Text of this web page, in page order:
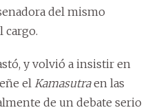
del mismo
cargo.
y volvió a insistir en
elKamasutraen las
de un debate serio